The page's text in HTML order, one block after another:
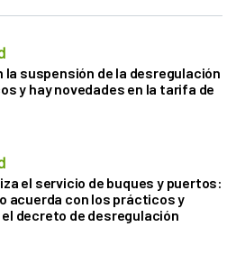
la suspensión de la desregulación
y hay novedades en la tarifa de
el servicio de buques y puertos:
acuerda con los prácticos y
decreto de desregulación